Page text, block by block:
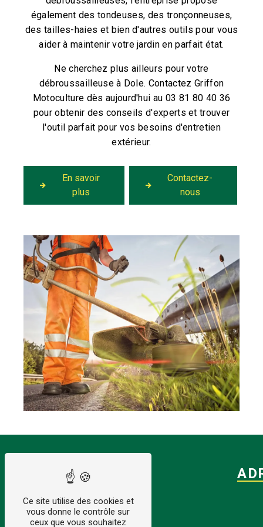
également des tondeuses, des tronçonneuses,
des tailles-haies et bien d'autres outils pour vous
aider à maintenir votre jardin en parfait état.
Ne cherchez plus ailleurs pour votre
débroussailleuse à Dole. Contactez Griffon
Motoculture dès aujourd'hui au 03 81 80 40 36
pour obtenir des conseils d'experts et trouver
l'outil parfait pour vos besoins d'entretien
extérieur.
En savoir
plus
Contactez-
nous
Ce site utilise des cookies et
vous donne le contrôle sur
ceux que vous souhaitez